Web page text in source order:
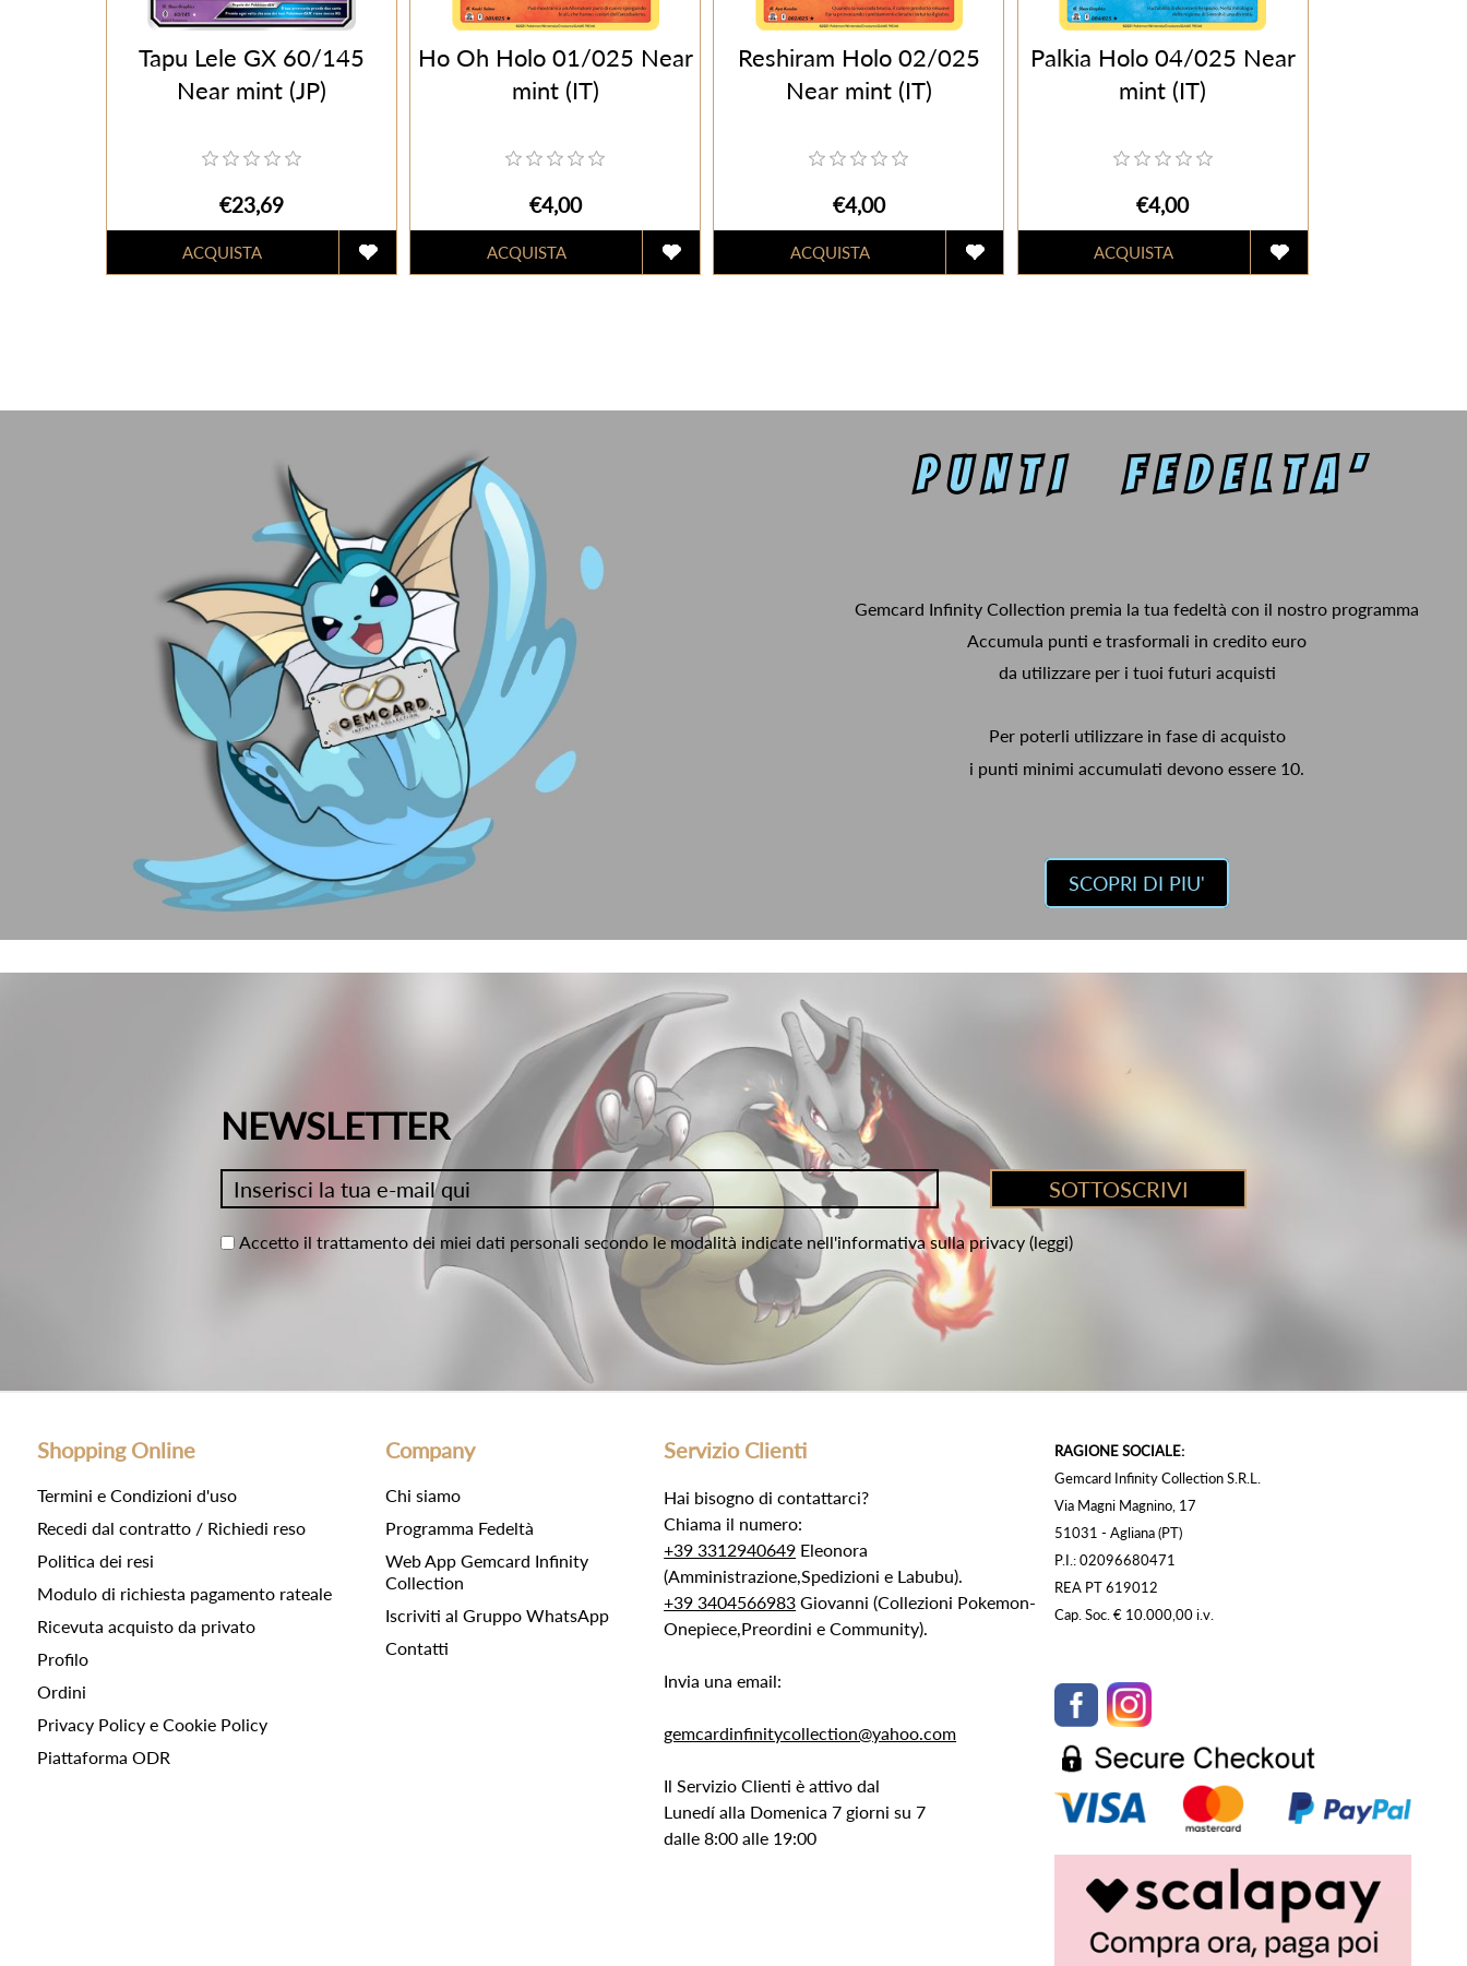
Tapu Lele GX 60/145
Near mint (JP)
€23,69
Ho Oh Holo 01/025 Near
mint (IT)
€4,00
Reshiram Holo 02/025
Near mint (IT)
€4,00
Palkia Holo 04/025 Near
mint (IT)
€4,00
Gemcard Infinity Collection premia la tua fedeltà con il nostro programma
Accumula punti e trasformali in credito euro
da utilizzare per i tuoi futuri acquisti
Per poterli utilizzare in fase di acquisto
i punti minimi accumulati devono essere 10.
SCOPRI DI PIU'
NEWSLETTER
Accetto il trattamento dei miei dati personali secondo le modalità indicate nell'informativa sulla privacy (leggi)
Shopping Online
Termini e Condizioni d'uso
Recedi dal contratto / Richiedi reso
Politica dei resi
Modulo di richiesta pagamento rateale
Ricevuta acquisto da privato
Profilo
Ordini
Privacy Policy e Cookie Policy
Piattaforma ODR
Company
Chi siamo
Programma Fedeltà
Web App Gemcard Infinity
Collection
Iscriviti al Gruppo WhatsApp
Contatti
Servizio Clienti
Hai bisogno di contattarci?
Chiama il numero:
+39 3312940649 Eleonora
(Amministrazione,Spedizioni e Labubu).
+39 3404566983 Giovanni (Collezioni Pokemon-
Onepiece,Preordini e Community).
Invia una email:
gemcardinfinitycollection@yahoo.com
Il Servizio Clienti è attivo dal
Lunedí alla Domenica 7 giorni su 7
dalle 8:00 alle 19:00
RAGIONE SOCIALE:
Gemcard Infinity Collection S.R.L.
Via Magni Magnino, 17
51031 - Agliana (PT)
P.I.: 02096680471
REA PT 619012
Cap. Soc. € 10.000,00 i.v.